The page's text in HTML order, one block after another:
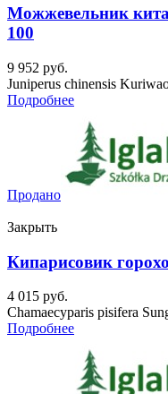
Можжевельник
100
9 952 руб.
Juniperus chinensis
Подробнее
Продано
Закрыть
Кипарисовик
4 015 руб.
Chamaecyparis pisifera
Подробнее